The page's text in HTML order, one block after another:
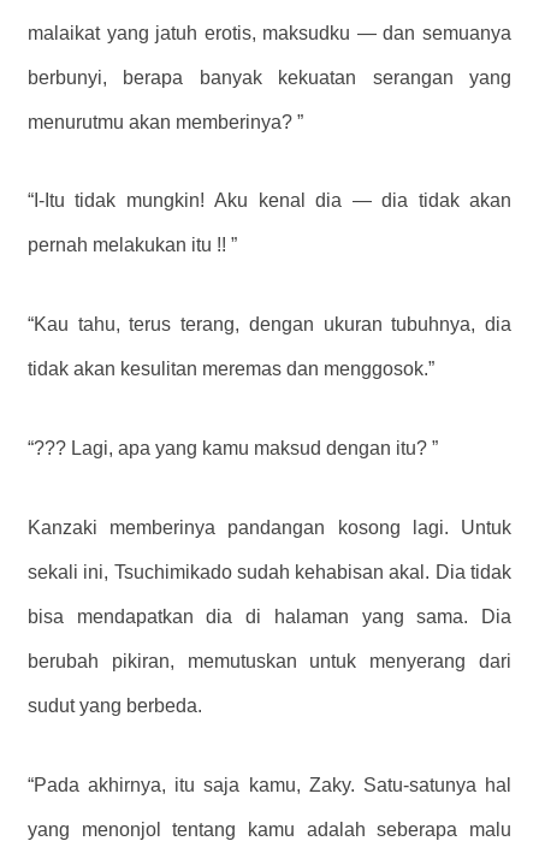
malaikat yang jatuh erotis, maksudku — dan semuanya
berbunyi, berapa banyak kekuatan serangan yang
menurutmu akan memberinya? ”
“I-Itu tidak mungkin! Aku kenal dia — dia tidak akan
pernah melakukan itu !! ”
“Kau tahu, terus terang, dengan ukuran tubuhnya, dia
tidak akan kesulitan meremas dan menggosok.”
“??? Lagi, apa yang kamu maksud dengan itu? ”
Kanzaki memberinya pandangan kosong lagi. Untuk
sekali ini, Tsuchimikado sudah kehabisan akal. Dia tidak
bisa mendapatkan dia di halaman yang sama. Dia
berubah pikiran, memutuskan untuk menyerang dari
sudut yang berbeda.
“Pada akhirnya, itu saja kamu, Zaky. Satu-satunya hal
yang menonjol tentang kamu adalah seberapa malu